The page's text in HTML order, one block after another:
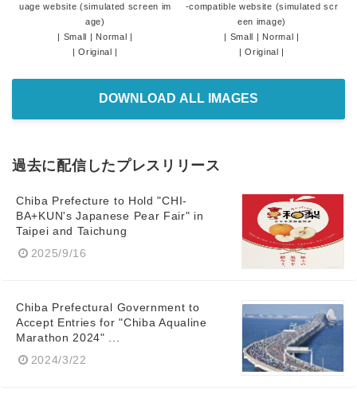
uage website (simulated screen im
age)
| Small | Normal |
|Original |
-compatible website (simulated scr
een image)
| Small | Normal |
|Original |
DOWNLOAD ALL IMAGES
過去に配信したプレスリリース
Chiba Prefecture to Hold "CHI-
BA+KUN's Japanese Pear Fair" in
Taipei and Taichung
2025/9/16
Chiba Prefectural Government to
Accept Entries for "Chiba Aqualine
Marathon 2024" ...
2024/3/22